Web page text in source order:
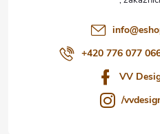
info@
+420 776 077
VV
/